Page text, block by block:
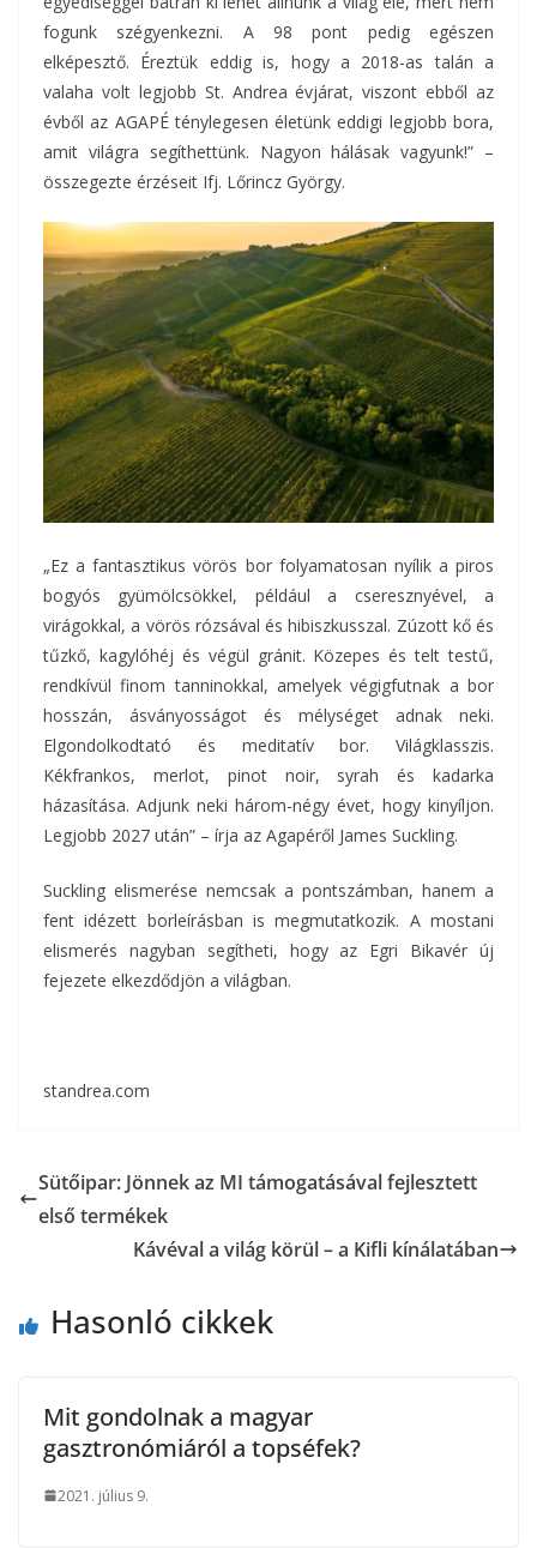
fogunk szégyenkezni. A 98 pont pedig egészen
elképesztő. Éreztük eddig is, hogy a 2018-as talán a
valaha volt legjobb St. Andrea évjárat, viszont ebből az
évből az AGAPÉ ténylegesen életünk eddigi legjobb bora,
amit világra segíthettünk. Nagyon hálásak vagyunk!” –
összegezte érzéseit Ifj. Lőrincz György.
„Ez a fantasztikus vörös bor folyamatosan nyílik a piros
bogyós gyümölcsökkel, például a cseresznyével, a
virágokkal, a vörös rózsával és hibiszkusszal. Zúzott kő és
tűzkő, kagylóhéj és végül gránit. Közepes és telt testű,
rendkívül finom tanninokkal, amelyek végigfutnak a bor
hosszán, ásványosságot és mélységet adnak neki.
Elgondolkodtató és meditatív bor. Világklasszis.
Kékfrankos, merlot, pinot noir, syrah és kadarka
házasítása. Adjunk neki három-négy évet, hogy kinyíljon.
Legjobb 2027 után” – írja az Agapéről James Suckling.
Suckling elismerése nemcsak a pontszámban, hanem a
fent idézett borleírásban is megmutatkozik. A mostani
elismerés nagyban segítheti, hogy az Egri Bikavér új
fejezete elkezdődjön a világban.
standrea.com
Sütőipar: Jönnek az MI támogatásával fejlesztett
első termékek
Kávéval a világ körül – a Kifli kínálatában
Hasonló cikkek
Mit gondolnak a magyar
gasztronómiáról a topséfek?
2021. július 9.